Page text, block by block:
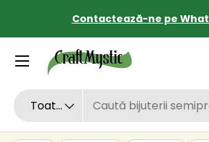
SARI LA CONȚINUT
Transport gratuit de la
Căutare
Tipul de produs
Toate